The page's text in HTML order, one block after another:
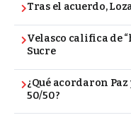
Tras el acuerdo,
Velasco califica de
Sucre
¿Qué acordaron
50/50?